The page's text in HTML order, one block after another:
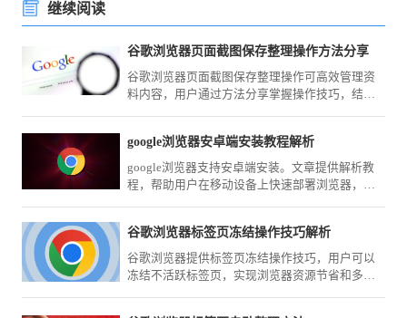
继续阅读
谷歌浏览器页面截图保存整理操作方法分享
谷歌浏览器页面截图保存整理操作可高效管理资
料内容，用户通过方法分享掌握操作技巧，结合
google浏览器安卓端安装教程解析
google浏览器支持安卓端安装。文章提供解析教
程，帮助用户在移动设备上快速部署浏览器，提
谷歌浏览器标签页冻结操作技巧解析
谷歌浏览器提供标签页冻结操作技巧，用户可以
冻结不活跃标签页，实现浏览器资源节省和多任